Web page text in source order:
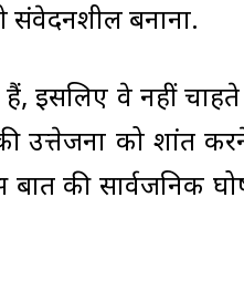
संवेदनशील बनाना.
हैं, इसलिए वे नहीं
की उत्तेजना को शांत
की सार्वजनिक